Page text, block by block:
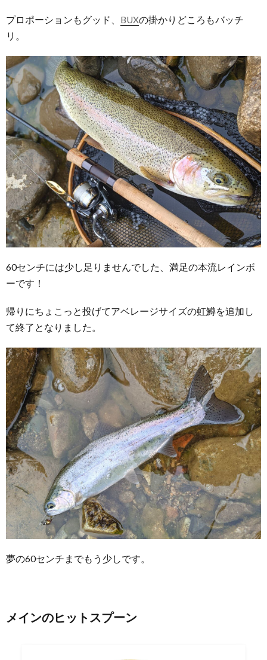
プロポーションもグッド、 BUXの掛かりどころもバッチ
リ。
60センチには少し足りませんでした、満足の本流レインボ
ーです！
帰りにちょこっと投げてアベレージサイズの虹鱒を追加し
て終了となりました。
夢の60センチまでもう少しです。
メインのヒットスプーン